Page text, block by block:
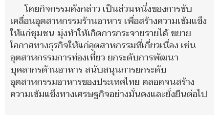
โดยกิจกรรมดังกล่าว เป็นส่วนหนึ่งของการขับ
เคลื่อนอุตสาหกรรมร้านอาหาร เพื่อสร้างความเข้มแข็ง
ให้แก่ชุมชน มุ่งทำให้เกิดการกระจายรายได้ ขยาย
โอกาสทางธุรกิจให้แก่อุตสาหกรรมที่เกี่ยวเนื่อง เช่น
อุตสาหกรรมการท่องเที่ยว ยกระดับการพัฒนา
บุคลากรด้านอาหาร สนับสนุนการยกระดับ
อุตสาหกรรมอาหารของประเทศไทย ตลอดจนสร้าง
ความเข้มแข็งทางเศรษฐกิจอย่างมั่นคงและยั่งยืนต่อไป